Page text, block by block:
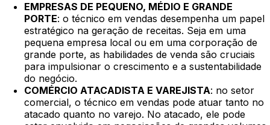
EMPRESAS DE PEQUENO, MÉDIO E GRANDE
PORTE: o técnico em vendas desempenha um papel
estratégico na geração de receitas. Seja em uma
pequena empresa local ou em uma corporação de
grande porte, as habilidades de venda são cruciais
para impulsionar o crescimento e a sustentabilidade
do negócio.
COMÉRCIO ATACADISTA E VAREJISTA: no setor
comercial, o técnico em vendas pode atuar tanto no
atacado quanto no varejo. No atacado, ele pode